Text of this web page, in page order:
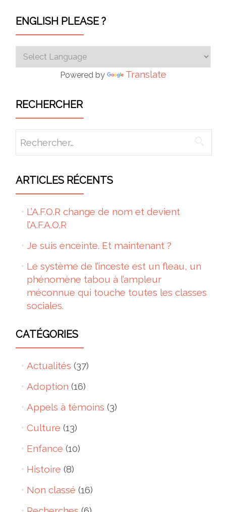
ENGLISH PLEASE ?
Powered by Translate
RECHERCHER
ARTICLES RÉCENTS
L’A.F.O.R change de nom et devient
l’A.F.A.O.R
Je suis enceinte. Et maintenant ?
Le système de l’inceste est un fleau, un
phénomène tabou à l’ampleur
méconnue qui touche toutes les classes
sociales.
CATÉGORIES
Actualités (37)
Adoption (16)
Appels à témoins (3)
Culture (13)
Enfance (10)
Histoire (8)
Non classé (16)